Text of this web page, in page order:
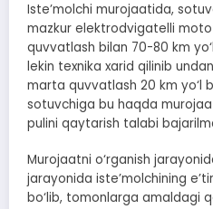
Iste’molchi murojaatida,
mazkur elektrodvigatelli
quvvatlash bilan 70-80 km
lekin texnika xarid qilinib
marta quvvatlash 20 km yo‘l
sotuvchiga bu haqda
pulini qaytarish talabi
Murojaatni o‘rganish
jarayonida iste’molchining
bo‘lib, tomonlarga amaldagi